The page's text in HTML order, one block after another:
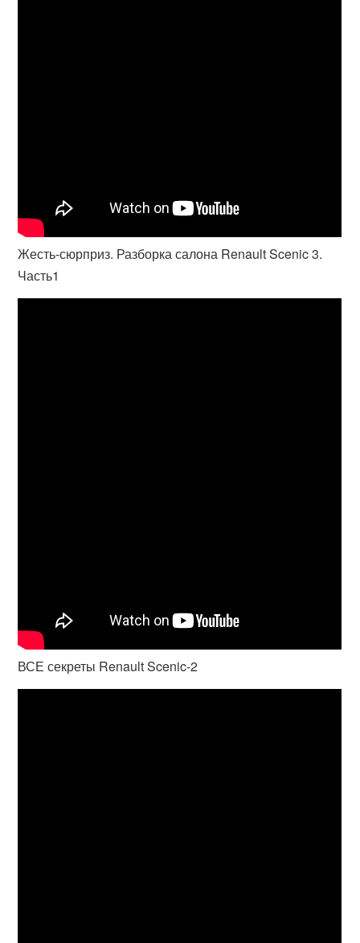
Жесть-сюрприз. Разборка салона Renault Scenic 3.
Часть1
ВСЕ секреты Renault Scenic-2